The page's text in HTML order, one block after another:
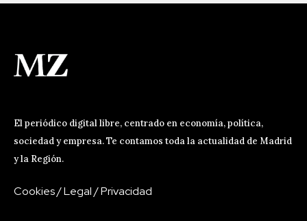
El periódico digital libre, centrado en economía, política,
sociedad y empresa. Te contamos toda la actualidad de Madrid
y la Región.
Cookies/Legal/Privacidad